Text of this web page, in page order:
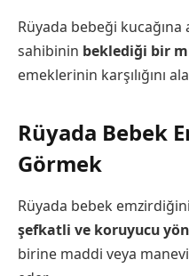
Rüyada bebeği kucağına
sahibinin beklediği bir
emeklerinin karşılığını
Rüyada Bebek
Görmek
Rüyada bebek
şefkatli ve koruyucu
birine maddi veya